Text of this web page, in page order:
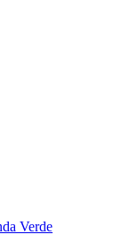
Verde